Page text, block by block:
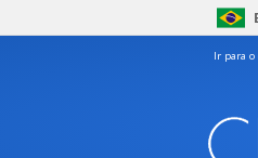
Ir para